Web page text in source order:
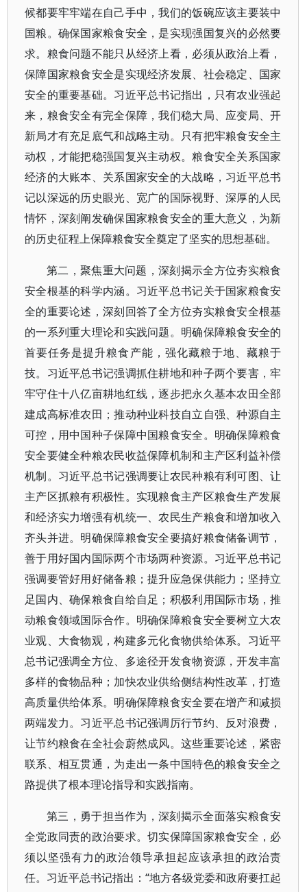
候都要牢牢端在自己手中，我们的饭碗应该主要装中
国粮。确保国家粮食安全，是实现强国复兴的必然要
求。粮食问题不能只从经济上看，必须从政治上看，
保障国家粮食安全是实现经济发展、社会稳定、国家
安全的重要基础。习近平总书记指出，只有农业强起
来，粮食安全有完全保障，我们稳大局、应变局、开
新局才有充足底气和战略主动。只有把牢粮食安全主
动权，才能把稳强国复兴主动权。粮食安全关系国家
经济的大账本、关系国家安全的大战略，习近平总书
记以深远的历史眼光、宽广的国际视野、深厚的人民
情怀，深刻阐发确保国家粮食安全的重大意义，为新
的历史征程上保障粮食安全奠定了坚实的思想基础。
第二，聚焦重大问题，深刻揭示全方位夯实粮食
安全根基的科学内涵。习近平总书记关于国家粮食安
全的重要论述，深刻回答了全方位夯实粮食安全根基
的一系列重大理论和实践问题。明确保障粮食安全的
首要任务是提升粮食产能，强化藏粮于地、藏粮于
技。习近平总书记强调抓住耕地和种子两个要害，牢
牢守住十八亿亩耕地红线，逐步把永久基本农田全部
建成高标准农田；推动种业科技自立自强、种源自主
可控，用中国种子保障中国粮食安全。明确保障粮食
安全要健全种粮农民收益保障机制和主产区利益补偿
机制。习近平总书记强调要让农民种粮有利可图、让
主产区抓粮有积极性。实现粮食主产区粮食生产发展
和经济实力增强有机统一、农民生产粮食和增加收入
齐头并进。明确保障粮食安全要搞好粮食储备调节，
善于用好国内国际两个市场两种资源。习近平总书记
强调要管好用好储备粮；提升应急保供能力；坚持立
足国内、确保粮食自给自足；积极利用国际市场，推
动粮食领域国际合作。明确保障粮食安全要树立大农
业观、大食物观，构建多元化食物供给体系。习近平
总书记强调全方位、多途径开发食物资源，开发丰富
多样的食物品种；加快农业供给侧结构性改革，打造
高质量供给体系。明确保障粮食安全要在增产和减损
两端发力。习近平总书记强调厉行节约、反对浪费，
让节约粮食在全社会蔚然成风。这些重要论述，紧密
联系、相互贯通，为走出一条中国特色的粮食安全之
路提供了根本理论指导和实践指南。
第三，勇于担当作为，深刻揭示全面落实粮食安
全党政同责的政治要求。切实保障国家粮食安全，必
须以坚强有力的政治领导承担起应该承担的政治责
任。习近平总书记指出：“地方各级党委和政府要扛起